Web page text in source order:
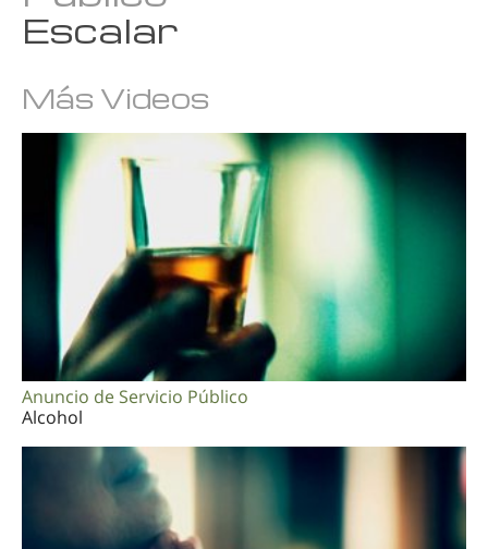
Escalar
Más Videos
Anuncio de Servicio Público
Alcohol